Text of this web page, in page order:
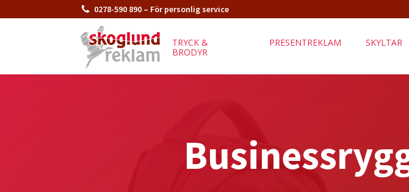
0278-590 890 – För personlig service
TRYCK &
BRODYR
PRESENTREKLAM SKYLTAR